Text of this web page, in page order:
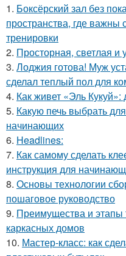
1. Боксёрский зал без
пространства, где важны
тренировки
2. Просторная, светлая и
3. Лоджия готова! Муж
сделал теплый пол для
4. Как живет «Эль
5. Какую печь выбрать
начинающих
6. Headlines:
7. Как самому сделать
инструкция для
8. Основы технологии
пошаговое руководство
9. Преимущества и этапы
каркасных домов
10. Мастер-класс: как